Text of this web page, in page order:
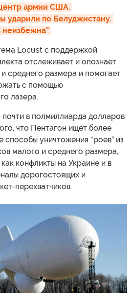
армии США.
ударили по Белуджистану.
неизбежна"
Locust с поддержкой
отслеживает и опознает
среднего размера и помогает
с помощью
лазера.
в полмиллиарда долларов
что Пентагон ищет более
уничтожения “роев” из
малого и среднего размера,
конфликты на Украине и в
дорогостоящих и
перехватчиков.